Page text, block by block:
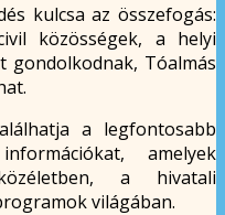
kulcsa az összefogás:
közösségek, a helyi
gondolkodnak, Tóalmás
a legfontosabb
amelyek
a hivatali
világában.